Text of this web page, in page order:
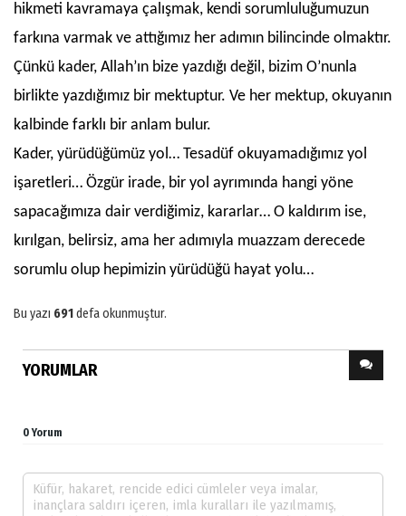
hikmeti kavramaya çalışmak, kendi sorumluluğumuzun
farkına varmak ve attığımız her adımın bilincinde olmaktır.
Çünkü kader, Allah’ın bize yazdığı değil, bizim O’nunla
birlikte yazdığımız bir mektuptur. Ve her mektup, okuyanın
kalbinde farklı bir anlam bulur.
Kader, yürüdüğümüz yol… Tesadüf okuyamadığımız yol
işaretleri… Özgür irade, bir yol ayrımında hangi yöne
sapacağımıza dair verdiğimiz, kararlar… O kaldırım ise,
kırılgan, belirsiz, ama her adımıyla muazzam derecede
sorumlu olup hepimizin yürüdüğü hayat yolu…
Bu yazı 691defa okunmuştur.
YORUMLAR
0 Yorum